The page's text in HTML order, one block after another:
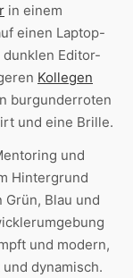
in einem
einen Laptop-
Editor-
Kollegen
burgunderroten
und eine Brille.
und
Hintergrund
Blau und
und modern,
dynamisch.